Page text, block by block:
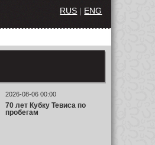
RUS | ENG
2026-08-06 00:00
70 лет Кубку Тевиса по
пробегам